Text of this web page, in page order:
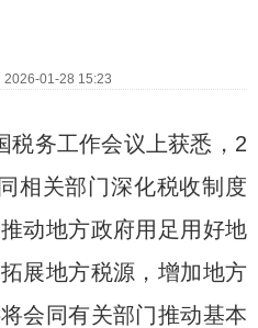
01-28 15:23
税务工作会议上获悉，2
相关部门深化税收制度
动地方政府用足用好地
展地方税源，增加地方
会同有关部门推动基本